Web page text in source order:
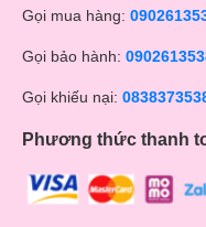
Gọi mua hàng:
Gọi bảo hành:
Gọi khiếu nại:
Phương thức thanh